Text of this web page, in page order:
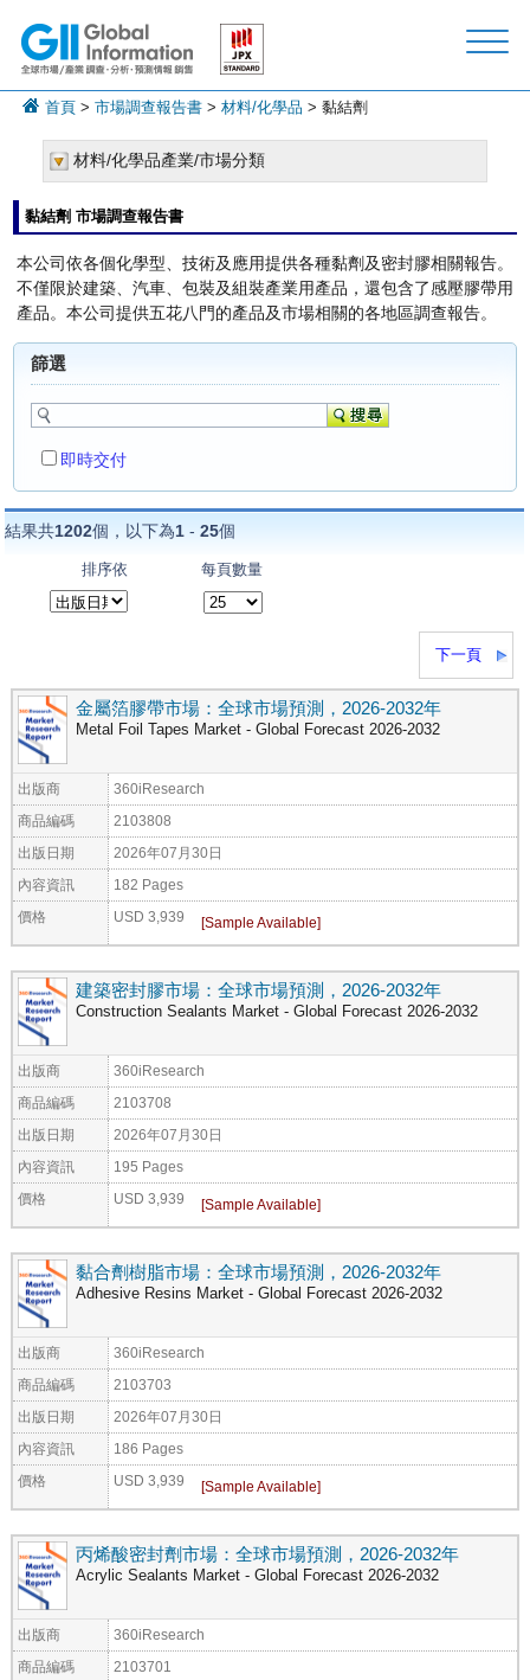
首頁 >市場調查報告書 >材料/化學品 > 黏結劑
材料/化學品產業/市場分類
黏結劑 市場調查報告書
本公司依各個化學型、技術及應用提供各種黏劑及密封膠相關報告。
不僅限於建築、汽車、包裝及組裝產業用產品，還包含了感壓膠帶用
產品。本公司提供五花八門的產品及市場相關的各地區調查報告。
篩選
即時交付
結果共1202個，以下為1 -25個
排序依 每頁數量
下一頁
金屬箔膠帶市場：全球市場預測，2026-2032年
Metal Foil Tapes Market - Global Forecast 2026-2032
出版商 360iResearch
商品編碼 2103808
出版日期 2026年07月30日
內容資訊 182 Pages
價格 USD 3,939
建築密封膠市場：全球市場預測，2026-2032年
Construction Sealants Market - Global Forecast 2026-2032
出版商 360iResearch
商品編碼 2103708
出版日期 2026年07月30日
內容資訊 195 Pages
價格 USD 3,939
黏合劑樹脂市場：全球市場預測，2026-2032年
Adhesive Resins Market - Global Forecast 2026-2032
出版商 360iResearch
商品編碼 2103703
出版日期 2026年07月30日
內容資訊 186 Pages
價格 USD 3,939
丙烯酸密封劑市場：全球市場預測，2026-2032年
Acrylic Sealants Market - Global Forecast 2026-2032
出版商 360iResearch
商品編碼 2103701